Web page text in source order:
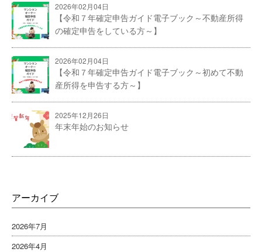
2026年02月04日
【令和７年確定申告ガイド電子ブック～不動産所得
の確定申告をしている方～】
2026年02月04日
【令和７年確定申告ガイド電子ブック～初めて不動
産所得を申告する方～】
2025年12月26日
年末年始のお知らせ
アーカイブ
2026年7月
2026年4月